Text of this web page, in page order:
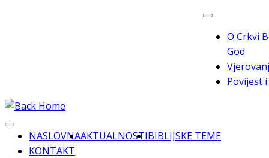
O Crkvi
God
Povijest
NASLOVNAAKTUALNOSTIBIBLIJSKE TEME
KONTAKT